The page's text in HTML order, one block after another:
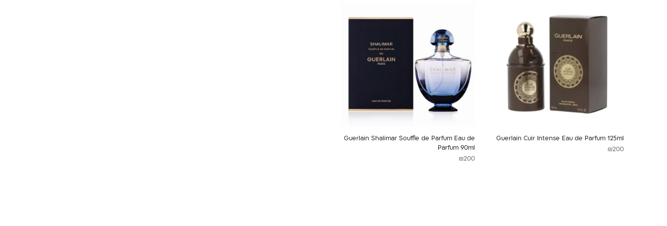
Guerlain Cuir Intense Eau de Parfum 125ml
₪200
Guerlain Shalimar Souffle de Parfum Eau de
Parfum 90ml
₪200